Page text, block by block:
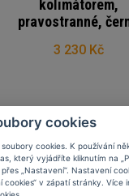
kolimátorem,
pravostranné,
3 230 Kč
cookies
cookies. K používání
který vyjádříte kliknutím na
„Nastavení“. Nastavení
cookies“ v zápatí stránky. Více